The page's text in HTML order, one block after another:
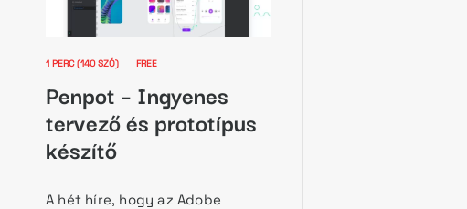
1 PERC (140 SZÓ) FREE
Penpot – Ingyenes
tervező és prototípus
készítő
A hét híre, hogy az Adobe